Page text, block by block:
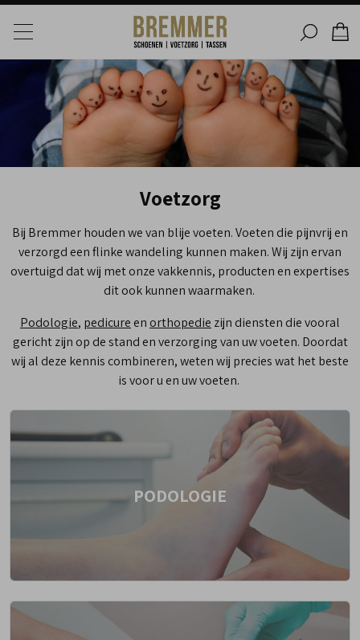
Voetzorg
Bij Bremmer houden we van blije voeten. Voeten die pijnvrij en
verzorgd een flinke wandeling kunnen maken. Wij zijn ervan
overtuigd dat wij met onze vakkennis, producten en expertises
dit ook kunnen waarmaken.
Podologie, pedicure en orthopedie zijn diensten die vooral
gericht zijn op de stand en verzorging van uw voeten. Doordat
wij al deze kennis combineren, weten wij precies wat het beste
is voor u en uw voeten.
PODOLOGIE